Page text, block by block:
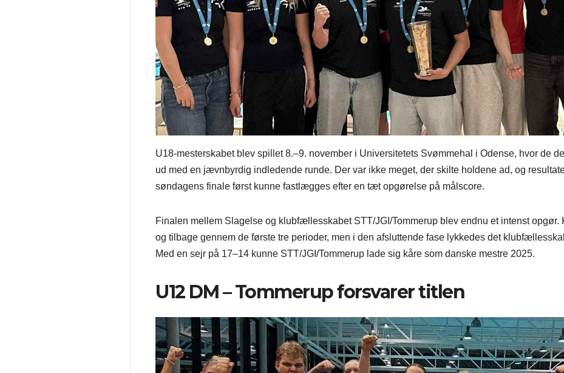
U18-mesterskabet blev spillet 8.–9. november i Universitetets Svømmehal i Odense, hvor de
ud med en jævnbyrdig indledende runde. Der var ikke meget, der skilte holdene ad, og
søndagens finale først kunne fastlægges efter en tæt opgørelse på målscore.
Finalen mellem Slagelse og klubfællesskabet STT/JGI/Tommerup blev endnu et intenst opgør.
og tilbage gennem de første tre perioder, men i den afsluttende fase lykkedes det
Med en sejr på 17–14 kunne STT/JGI/Tommerup lade sig kåre som danske mestre 2025.
U12 DM – Tommerup forsvarer titlen